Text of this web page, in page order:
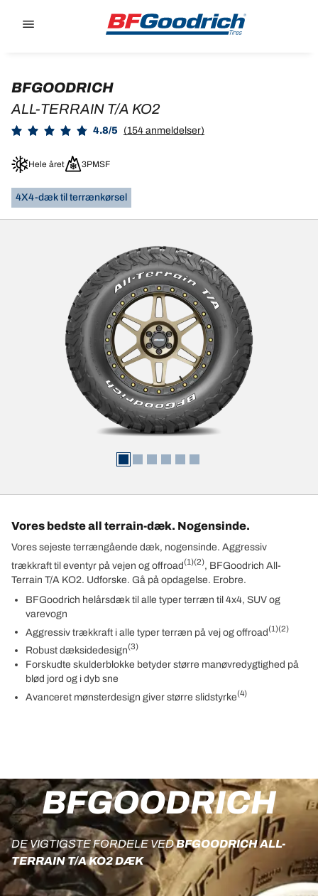
BFGOODRICH
ALL-TERRAIN T/A KO2
4.8/5 (154 anmeldelser)
Hele året 3PMSF
4X4-dæk til terrænkørsel
Vores bedste all terrain-dæk. Nogensinde.
Vores sejeste terrængående dæk, nogensinde. Aggressiv
trækkraft til eventyr på vejen og offroad(1)(2), BFGoodrich All-
Terrain T/A KO2. Udforske. Gå på opdagelse. Erobre.
BFGoodrich helårsdæk til alle typer terræn til 4x4, SUV og
varevogn
Aggressiv trækkraft i alle typer terræn på vej og offroad(1)(2)
Robust dæksidedesign(3)
Forskudte skulderblokke betyder større manøvredygtighed på
blød jord og i dyb sne
Avanceret mønsterdesign giver større slidstyrke(4)
BFGOODRICH
DE VIGTIGSTE FORDELE VEDBFGOODRICH ALL-
TERRAIN T/A KO2 DÆK